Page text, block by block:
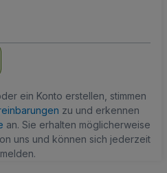
ein Konto erstellen, stimmen
zu und erkennen
an. Sie erhalten möglicherweise
uns und können sich jederzeit